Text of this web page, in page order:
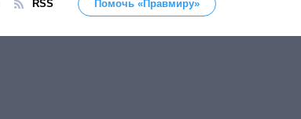
RSS Помочь «Правмиру»